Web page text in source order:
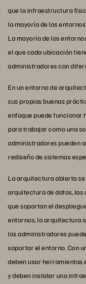
que la infraestructura
la mayoría de los
La mayoría de los
el que cada ubicación
administradores con
En un entorno de
sus propias buenas
enfoque puede funcionar
para trabajar como una
administradores pueden
rediseño de sistemas
La arquitectura abierta
arquitectura de datos, las
que soportan el
entornos, la arquitectura
los administradores
soportar el entorno. Con
deben usar herramientas
y deben instalar una